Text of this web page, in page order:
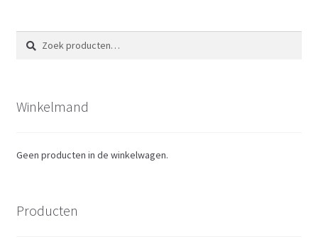
Zoeken
naar:
Zoeken
Winkelmand
Geen producten in de winkelwagen.
Producten